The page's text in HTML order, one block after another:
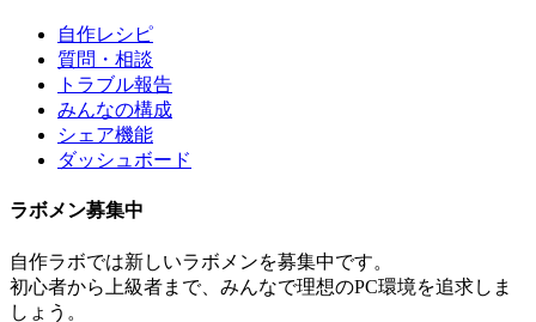
自作レシピ
質問・相談
トラブル報告
みんなの構成
シェア機能
ダッシュボード
ラボメン募集中
自作ラボでは新しいラボメンを募集中です。
初心者から上級者まで、みんなで理想のPC環境を追求しま
しょう。